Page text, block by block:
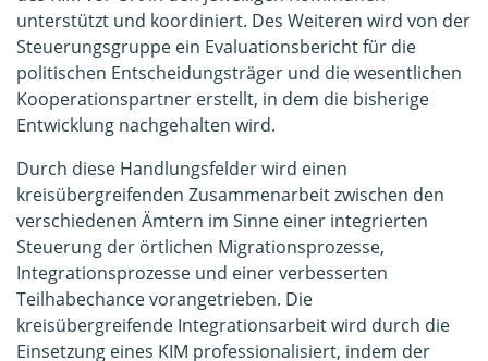
unterstützt und koordiniert. Des Weiteren wird von der
Steuerungsgruppe ein Evaluationsbericht für die
politischen Entscheidungsträger und die wesentlichen
Kooperationspartner erstellt, in dem die bisherige
Entwicklung nachgehalten wird.
Durch diese Handlungsfelder wird einen
kreisübergreifenden Zusammenarbeit zwischen den
verschiedenen Ämtern im Sinne einer integrierten
Steuerung der örtlichen Migrationsprozesse,
Integrationsprozesse und einer verbesserten
Teilhabechance vorangetrieben. Die
kreisübergreifende Integrationsarbeit wird durch die
Einsetzung eines KIM professionalisiert, indem der